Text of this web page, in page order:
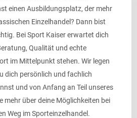
einen Ausbildungsplatz, der mehr
Einzelhandel? Dann bist
Bei Sport Kaiser erwartet dich
Qualität und echte
im Mittelpunkt stehen. Wir legen
dich persönlich und fachlich
und von Anfang an Teil unseres
mehr über deine Möglichkeiten bei
Weg im Sporteinzelhandel.